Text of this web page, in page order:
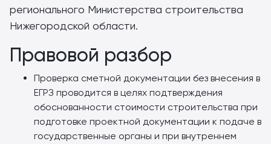
регионального Министерства строительства
Нижегородской области.
Правовой разбор
Проверка сметной документации без внесения в
ЕГРЗ проводится в целях подтверждения
обоснованности стоимости строительства при
подготовке проектной документации к подаче в
государственные органы и при внутреннем